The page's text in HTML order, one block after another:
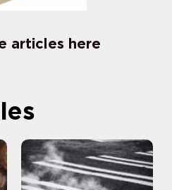
articles here